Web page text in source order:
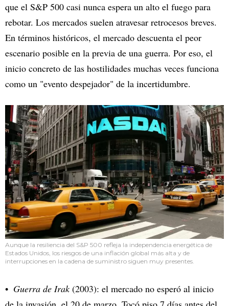
que el S&P 500 casi nunca espera un alto el fuego para
rebotar. Los mercados suelen atravesar retrocesos breves.
En términos históricos, el mercado descuenta el peor
escenario posible en la previa de una guerra. Por eso, el
inicio concreto de las hostilidades muchas veces funciona
como un "evento despejador" de la incertidumbre.
Aunque la resiliencia del S&P 500 refleja la independencia energética de
Estados Unidos, los riesgos de una inflación global más alta y de
interrupciones en la cadena de suministro siguen muy presentes.
Guerra de Irak(2003): el mercado no esperó al inicio